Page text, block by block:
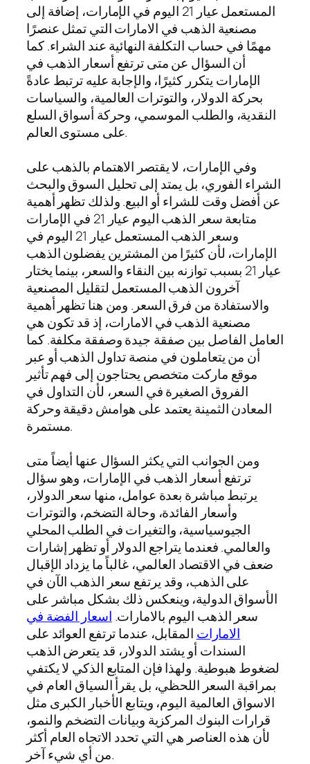
المستعمل عيار 21 اليوم في الإمارات، إضافة إلى
مصنعية الذهب في الامارات التي تمثل عنصرًا
مهمًا في حساب التكلفة النهائية عند الشراء. كما
أن السؤال عن متى ترتفع أسعار الذهب في
الإمارات يتكرر كثيرًا، والإجابة عليه ترتبط عادةً
بحركة الدولار، والتوترات العالمية، والسياسات
النقدية، والطلب الموسمي، وحركة أسواق السلع
على مستوى العالم.
وفي الإمارات، لا يقتصر الاهتمام بالذهب على
الشراء الفوري، بل يمتد إلى تحليل السوق والبحث
عن أفضل وقت للشراء أو البيع. ولذلك تظهر أهمية
متابعة سعر الذهب اليوم عيار 21 في الإمارات
وسعر الذهب المستعمل عيار 21 اليوم في
الإمارات، لأن كثيرًا من المشترين يفضلون الذهب
عيار 21 بسبب توازنه بين النقاء والسعر، بينما يختار
آخرون الذهب المستعمل لتقليل المصنعية
والاستفادة من فرق السعر. ومن هنا تظهر أهمية
مصنعية الذهب في الامارات، إذ قد تكون هي
العامل الفاصل بين صفقة جيدة وصفقة مكلفة. كما
أن من يتعاملون في منصة تداول الذهب أو عبر
موقع ماركت متخصص يحتاجون إلى فهم تأثير
الفروق الصغيرة في السعر، لأن التداول في
المعادن الثمينة يعتمد على هوامش دقيقة وحركة
مستمرة.
ومن الجوانب التي يكثر السؤال عنها أيضاً متى
ترتفع أسعار الذهب في الإمارات، وهو سؤال
يرتبط مباشرة بعدة عوامل، منها سعر الدولار،
وأسعار الفائدة، وحالة التضخم، والتوترات
الجيوسياسية، والتغيرات في الطلب المحلي
والعالمي. فعندما يتراجع الدولار أو تظهر إشارات
ضعف في الاقتصاد العالمي، غالباً ما يزداد الإقبال
على الذهب، وقد يرتفع سعر الذهب الآن في
الأسواق الدولية، وينعكس ذلك بشكل مباشر على
سعر الذهب اليوم بالامارات. اسعار الفضة في
الامارات المقابل، عندما ترتفع العوائد على
السندات أو يشتد الدولار، قد يتعرض الذهب
لضغوط هبوطية. ولهذا فإن المتابع الذكي لا يكتفي
بمراقبة السعر اللحظي، بل يقرأ السياق العام في
الاسواق العالمية اليوم، ويتابع الأخبار الكبرى مثل
قرارات البنوك المركزية وبيانات التضخم والنمو،
لأن هذه العناصر هي التي تحدد الاتجاه العام أكثر
من أي شيء آخر.